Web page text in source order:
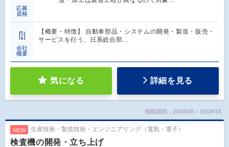
応募
資格
会社
概要
【概要・特徴】 自動車部品・システムの開発・製造・販売・
サービスを行う、日系総合部…
気になる 詳細を見る
掲載期間：26/08/05～26/08/18
NEW 生産技術・製造技術・エンジニアリング（電気・電子）
検査機の開発・立ち上げ